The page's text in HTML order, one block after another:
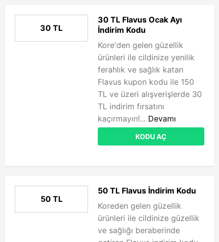
30 TL
30 TL Flavus Ocak Ayı
İndirim Kodu
Kore'den gelen güzellik
ürünleri ile cildinize yenilik
ferahlık ve sağlık katan
Flavus kupon kodu ile 150
TL ve üzeri alışverişlerde 30
TL indirim fırsatını
kaçırmayın!... Devamı
KODU AÇ
50 TL
50 TL Flavus İndirim Kodu
Koreden gelen güzellik
ürünleri ile cildinize güzellik
ve sağlığı beraberinde